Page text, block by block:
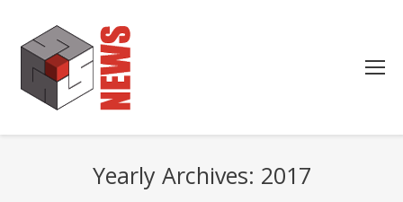
Yearly Archives: 2017